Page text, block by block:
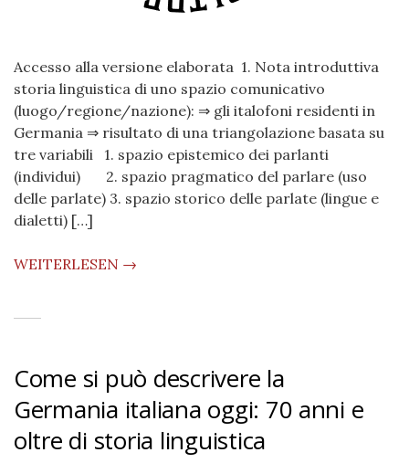
Accesso alla versione elaborata 1. Nota introduttiva
storia linguistica di uno spazio comunicativo
(luogo/regione/nazione): ⇒ gli italofoni residenti in
Germania ⇒ risultato di una triangolazione basata su
tre variabili 1. spazio epistemico dei parlanti
(individui) 2. spazio pragmatico del parlare (uso
delle parlate) 3. spazio storico delle parlate (lingue e
dialetti) […]
WEITERLESEN →
Come si può descrivere la
Germania italiana oggi: 70 anni e
oltre di storia linguistica